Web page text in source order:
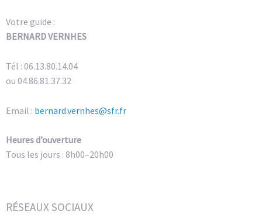
Votre guide :
BERNARD VERNHES
Tél : 06.13.80.14.04
ou 04.86.81.37.32
Email : bernard.vernhes@sfr.fr
Heures d’ouverture
Tous les jours : 8h00–20h00
RÉSEAUX SOCIAUX